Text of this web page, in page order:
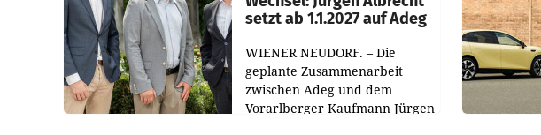
setzt ab 1.1.2027 auf Adeg
WIENER NEUDORF. – Die
geplante Zusammenarbeit
zwischen Adeg und dem
Vorarlberger Kaufmann Jürgen